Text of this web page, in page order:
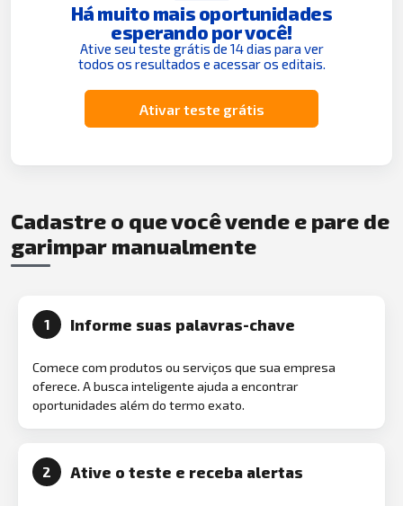
Há muito mais oportunidades
esperando por você!
Ative seu teste grátis de 14 dias para ver
todos os resultados e acessar os editais.
Ativar teste grátis
Cadastre o que você vende e pare de
garimpar manualmente
1 Informe suas palavras-chave
Comece com produtos ou serviços que sua empresa
oferece. A busca inteligente ajuda a encontrar
oportunidades além do termo exato.
2 Ative o teste e receba alertas